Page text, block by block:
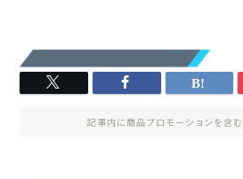
記事内に商品プロモーションを含